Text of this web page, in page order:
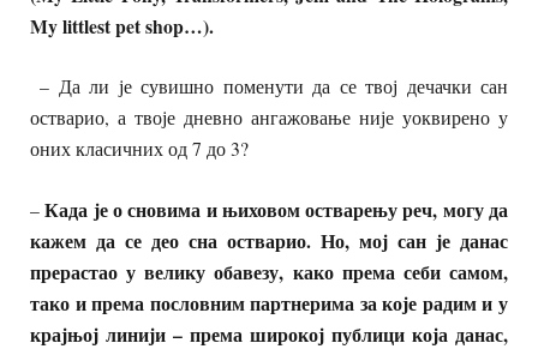
My littlest pet shop…).
– Да ли је сувишно поменути да се твој дечачки сан
остварио, а твоје дневно ангажовање није уоквирено у
оних класичних од 7 до 3?
–Када је о сновима и њиховом остварењу реч, могу да
кажем да се део сна остварио. Но, мој сан је данас
прерастао у велику обавезу, како према себи самом,
тако и према пословним партнерима за које радим и у
крајњој линији – према широкој публици која данас,